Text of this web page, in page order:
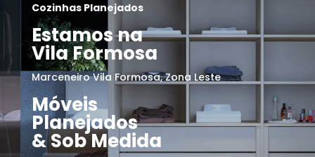
Cozinhas Planejados
Estamos na
Vila Formosa
Marceneiro Vila Formosa, Zona Leste
Móveis
Planejados
& Sob Medida